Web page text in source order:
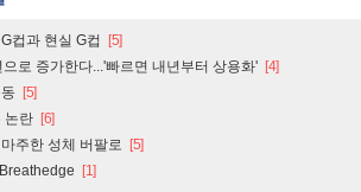
컵과 현실 G컵 [5]
로 증가한다...'빠르면 내년부터 상용화' [4]
[5]
논란 [6]
주한 성체 버팔로 [5]
[1]